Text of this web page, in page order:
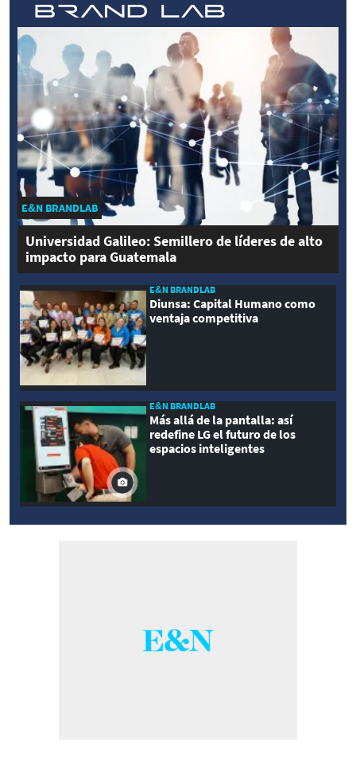
E&N BRANDLAB
Universidad Galileo: Semillero de líderes de alto
impacto para Guatemala
E&N BRANDLAB
Diunsa: Capital Humano como
ventaja competitiva
E&N BRANDLAB
Más allá de la pantalla: así
redefine LG el futuro de los
espacios inteligentes